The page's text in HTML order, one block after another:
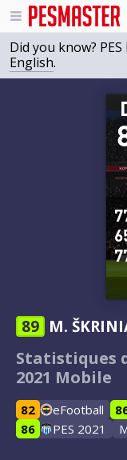
Did you know?
English.
89 M.
Statistiques
2021 Mobile
82 eFootball
86
PES 2021